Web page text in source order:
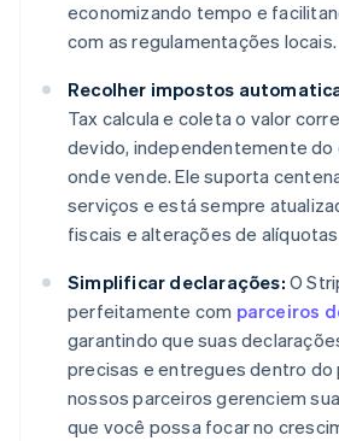
economizando tempo e
com as regulamentações locais.
Recolher impostos
Tax calcula e coleta o valor
devido, independentemente do
onde vende. Ele suporta
serviços e está sempre
fiscais e alterações de
Simplificar declarações: O
perfeitamente com parceiros
garantindo que suas
precisas e entregues dentro do
nossos parceiros gerenciem
que você possa focar no